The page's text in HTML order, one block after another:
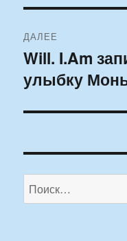
ДАЛЕЕ
Следующая
запись:
Will. I.Am
улыбку
Искать: